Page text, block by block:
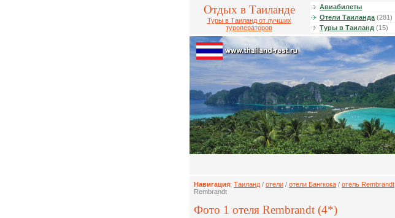
Отдых в Таиланде
Туры в Таиланд от лучших
туроператоров
Авиабилеты
Отели Таиланда (281)
Туры в Таиланд (15)
Навигация: Таиланд / отели / отели Бангкока / отель Rembrandt
Rembrandt
Фото 1 отеля Rembrandt (4*)